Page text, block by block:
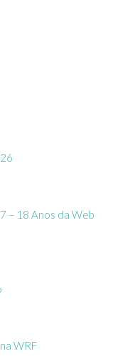
– 18 Anos da Web
WRF